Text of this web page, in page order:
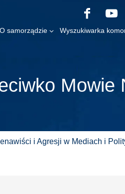
O samorządzie Wyszukiwarka
Mowie
i Agresji w Mediach i